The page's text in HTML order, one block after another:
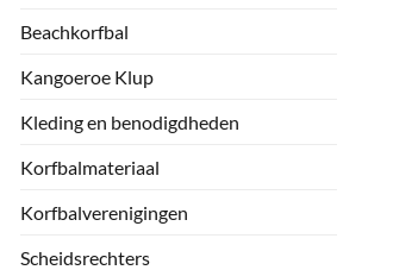
Beachkorfbal
Kangoeroe Klup
Kleding en benodigdheden
Korfbalmateriaal
Korfbalverenigingen
Scheidsrechters